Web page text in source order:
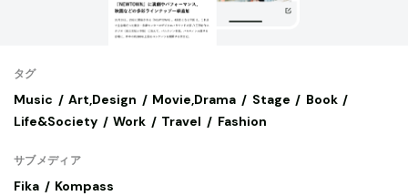
タグ
Music Art,Design Movie,Drama Stage
Book
Life&Society
Work Travel Fashion
サブメディア
Fika Kompass